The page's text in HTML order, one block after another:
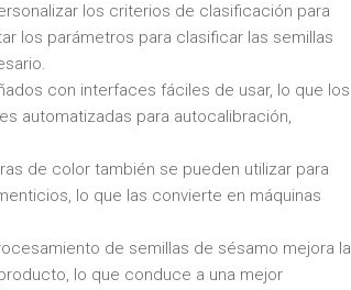
los criterios de clasificación para
los parámetros para clasificar las semillas
con interfaces fáciles de usar, lo que los
automatizadas para autocalibración,
de color también se pueden utilizar para
lo que las convierte en máquinas
de semillas de sésamo mejora la
lo que conduce a una mejor